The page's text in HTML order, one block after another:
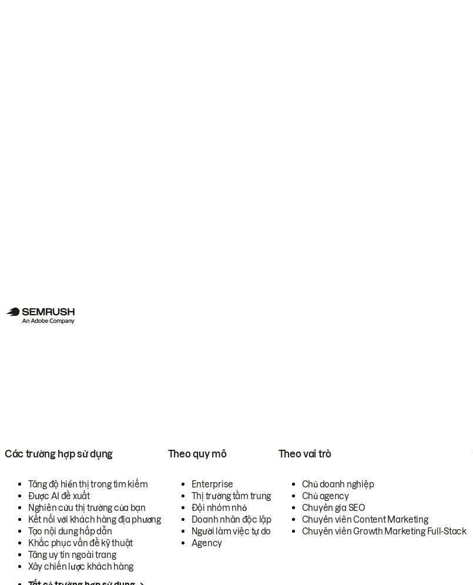
Các trường hợp sử dụng
Tăng độ hiển thị trong tìm kiếm
Được AI đề xuất
Nghiên cứu thị trường của bạn
Kết nối với khách hàng địa phương
Tạo nội dung hấp dẫn
Khắc phục vấn đề kỹ thuật
Tăng uy tín ngoài trang
Xây chiến lược khách hàng
Theo quy mô
Enterprise
Thị trường tầm trung
Đội nhóm nhỏ
Doanh nhân độc lập
Người làm việc tự do
Agency
Theo vai trò
Chủ doanh nghiệp
Chủ agency
Chuyên gia SEO
Chuyên viên Content Marketing
Chuyên viên Growth Marketing Full-Stack